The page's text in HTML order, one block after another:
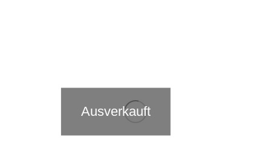
Ausverkauft